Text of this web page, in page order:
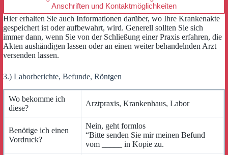
Anschriften und Kontaktmöglichkeiten
Hier erhalten Sie auch Informationen darüber, wo Ihre Krankenakte
gespeichert ist oder aufbewahrt, wird. Generell sollten Sie sich
immer dann, wenn Sie von der Schließung einer Praxis erfahren, die
Akten aushändigen lassen oder an einen weiter behandelnden Arzt
versenden lassen.
3.) Laborberichte, Befunde, Röntgen
Wo bekomme ich
diese?
Arztpraxis, Krankenhaus, Labor
Benötige ich einen
Vordruck?
Nein, geht formlos
“Bitte senden Sie mir meinen Befund
vom _____ in Kopie zu.